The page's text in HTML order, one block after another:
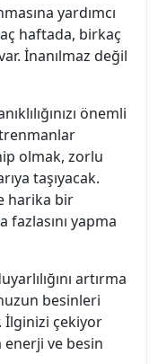
yardımcı
haftada, birkaç
İnanılmaz değil
önemli
olmak, zorlu
taşıyacak.
harika bir
fazlasını yapma
artırma
besinleri
İlginizi çekiyor
enerji ve besin